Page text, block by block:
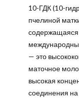
10-ГДК (10-
пчелиной
содержащаяся
— это
маточное
высокая
соединения